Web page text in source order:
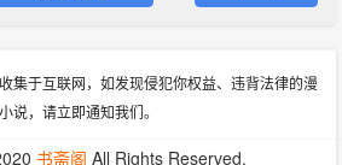
集于互联网，如发现侵犯你权益、违背法律的漫
说，请立即通知我们。
书斋阁 All Rights Reserved.